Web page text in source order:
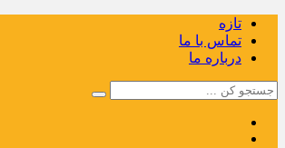
تازه
تماس با ما
درباره ما